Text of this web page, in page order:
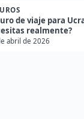
de viaje para
realmente?
abril de 2026